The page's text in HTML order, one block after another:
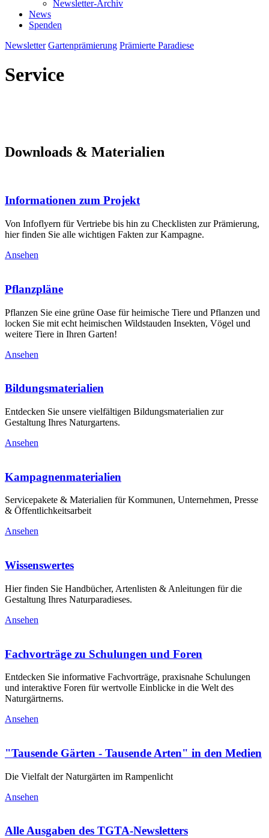
Newsletter-Archiv
News
Spenden
Newsletter Gartenprämierung Prämierte Paradiese
Service
Downloads & Materialien
Informationen zum Projekt
Von Infoflyern für Vertriebe bis hin zu Checklisten zur Prämierung,
hier finden Sie alle wichtigen Fakten zur Kampagne.
Ansehen
Pflanzpläne
Pflanzen Sie eine grüne Oase für heimische Tiere und Pflanzen und
locken Sie mit echt heimischen Wildstauden Insekten, Vögel und
weitere Tiere in Ihren Garten!
Ansehen
Bildungsmaterialien
Entdecken Sie unsere vielfältigen Bildungsmaterialien zur
Gestaltung Ihres Naturgartens.
Ansehen
Kampagnenmaterialien
Servicepakete & Materialien für Kommunen, Unternehmen, Presse
& Öffentlichkeitsarbeit
Ansehen
Wissenswertes
Hier finden Sie Handbücher, Artenlisten & Anleitungen für die
Gestaltung Ihres Naturparadieses.
Ansehen
Fachvorträge zu Schulungen und Foren
Entdecken Sie informative Fachvorträge, praxisnahe Schulungen
und interaktive Foren für wertvolle Einblicke in die Welt des
Naturgärtnerns.
Ansehen
"Tausende Gärten - Tausende Arten" in den Medien
Die Vielfalt der Naturgärten im Rampenlicht
Ansehen
Alle Ausgaben des TGTA-Newsletters